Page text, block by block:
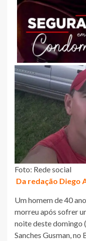
Foto: Rede social
Da redação Diego
Um homem de 40
morreu após sofrer
noite deste domingo
Sanches Gusman,